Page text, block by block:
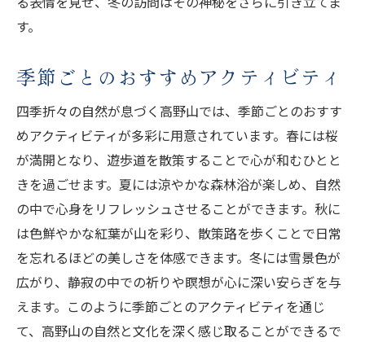
す。
季節ごとのおすすめアクティビティ
四季折々の自然が息づく高野山では、季節ごとのおすす
めアクティビティが多彩に用意されています。春には桜
が満開となり、遊歩道を散策することで心が和むひとと
きを過ごせます。夏には涼やかな森林浴が楽しめ、自然
の中で心身をリフレッシュさせることができます。秋に
は色鮮やかな紅葉が山を彩り、散策路を歩くことで日常
を忘れるほどの美しさを体感できます。冬には雪景色が
広がり、静寂の中での祈りや瞑想が心に深い安らぎを与
えます。このように季節ごとのアクティビティを通じ
て、高野山の自然と文化を深く感じ取ることができるで